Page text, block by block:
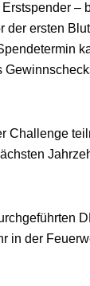
–
der ersten
Challenge
in der